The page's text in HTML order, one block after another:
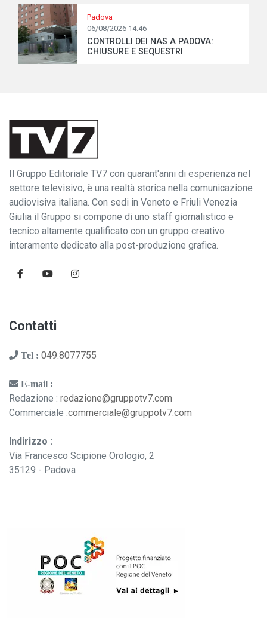
Padova
06/08/2026 14:46
CONTROLLI DEI NAS A PADOVA:
CHIUSURE E SEQUESTRI
Il Gruppo Editoriale TV7 con quarant'anni di esperienza nel
settore televisivo, è una realtà storica nella comunicazione
audiovisiva italiana. Con sedi in Veneto e Friuli Venezia
Giulia il Gruppo si compone di uno staff giornalistico e
tecnico altamente qualificato con un gruppo creativo
interamente dedicato alla post-produzione grafica.
Contatti
Tel : 049.8077755
E-mail :
Redazione : redazione@gruppotv7.com
Commerciale :commerciale@gruppotv7.com
Indirizzo :
Via Francesco Scipione Orologio, 2
35129 - Padova